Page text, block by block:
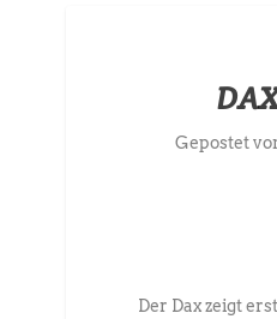
Gepostet
Der Dax zeigt